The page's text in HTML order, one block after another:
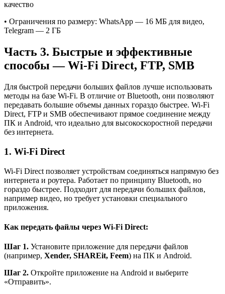
качество
• Ограничения по размеру: WhatsApp — 16 МБ для видео,
Telegram — 2 ГБ
Часть 3. Быстрые и эффективные
способы — Wi-Fi Direct, FTP, SMB
Для быстрой передачи больших файлов лучше использовать
методы на базе Wi-Fi. В отличие от Bluetooth, они позволяют
передавать большие объемы данных гораздо быстрее. Wi-Fi
Direct, FTP и SMB обеспечивают прямое соединение между
ПК и Android, что идеально для высокоскоростной передачи
без интернета.
1. Wi-Fi Direct
Wi-Fi Direct позволяет устройствам соединяться напрямую без
интернета и роутера. Работает по принципу Bluetooth, но
гораздо быстрее. Подходит для передачи больших файлов,
например видео, но требует установки специального
приложения.
Как передать файлы через Wi-Fi Direct:
Шаг 1. Установите приложение для передачи файлов
(например, Xender, SHAREit, Feem) на ПК и Android.
Шаг 2. Откройте приложение на Android и выберите
«Отправить».